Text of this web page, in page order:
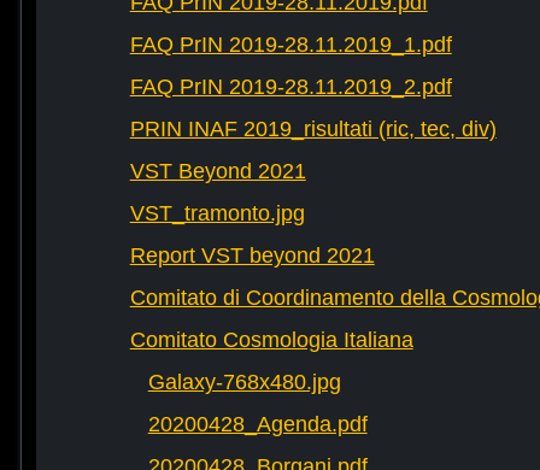
FAQ PrIN 2019-28.11.2019_1.pdf
FAQ PrIN 2019-28.11.2019_2.pdf
PRIN INAF 2019_risultati (ric, tec, div)
VST Beyond 2021
VST_tramonto.jpg
Report VST beyond 2021
Comitato di Coordinamento della
Comitato Cosmologia Italiana
Galaxy-768x480.jpg
20200428_Agenda.pdf